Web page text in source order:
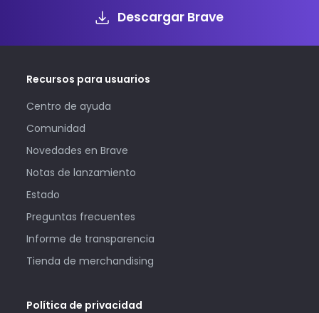
Descargar Brave
Recursos para usuarios
Centro de ayuda
Comunidad
Novedades en Brave
Notas de lanzamiento
Estado
Preguntas frecuentes
Informe de transparencia
Tienda de merchandising
Política de privacidad